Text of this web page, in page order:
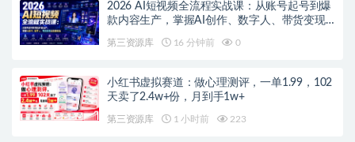
2026 AI短视频全流程实战课：从账号起号到爆
款内容生产，掌握AI创作、数字人、带货变现
第三资源库 16 分钟前 0
小红书虚拟赛道：做心理测评，一单1.99，102
天卖了2.4w+份，月到手1w+
第三资源库 1 小时前 223